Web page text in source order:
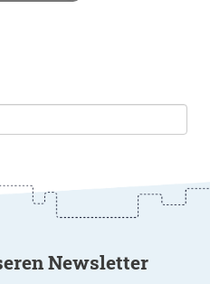
Newsletter